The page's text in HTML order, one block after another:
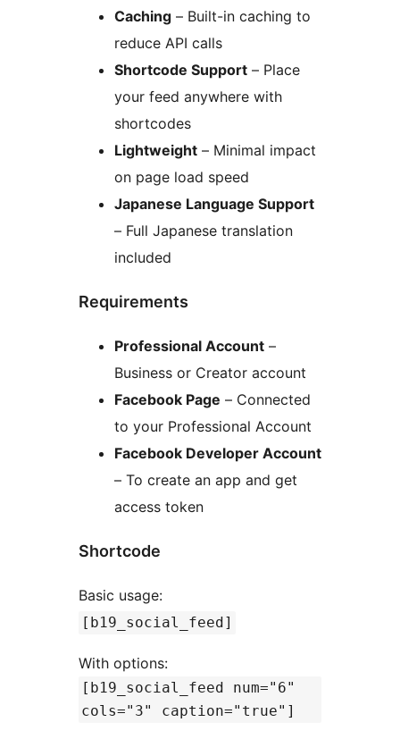
Caching – Built-in caching to
reduce API calls
Shortcode Support – Place
your feed anywhere with
shortcodes
Lightweight – Minimal impact
on page load speed
Japanese Language Support
– Full Japanese translation
included
Requirements
Professional Account –
Business or Creator account
Facebook Page – Connected
to your Professional Account
Facebook Developer Account
– To create an app and get
access token
Shortcode
Basic usage:
[b19_social_feed]
With options:
[b19_social_feed num="6"
cols="3" caption="true"]